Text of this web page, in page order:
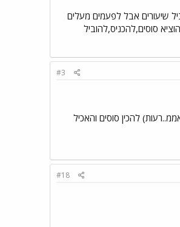
להתחרות בשני המקצים. 2.אני אישית מתנבת לא בשביל שיעורים אבל לפעמים מעלים
סוסים,להכניס,להוביל
#3
להכין סוסים והאכיל
#18